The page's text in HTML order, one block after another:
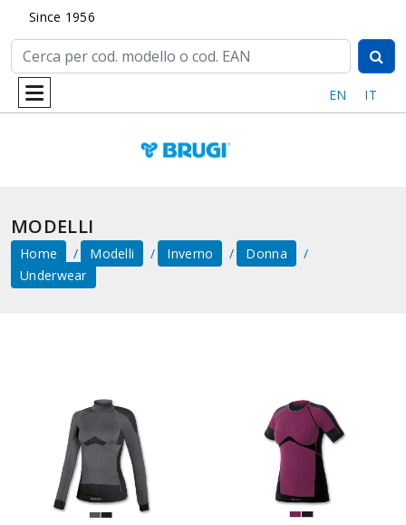
Since 1956
EN IT
MODELLI
Home Modelli Inverno
Donna
Underwear